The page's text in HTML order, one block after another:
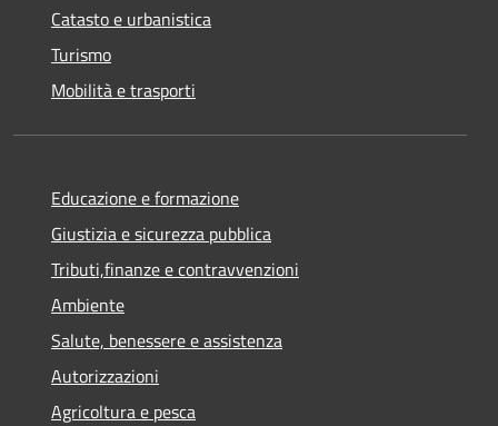
Catasto e urbanistica
Turismo
Mobilità e trasporti
Educazione e formazione
Giustizia e sicurezza pubblica
Tributi,finanze e contravvenzioni
Ambiente
Salute, benessere e assistenza
Autorizzazioni
Agricoltura e pesca